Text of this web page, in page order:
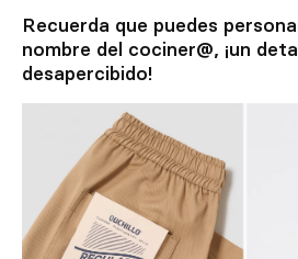
Recuerda que puedes
nombre del cociner@, ¡un
desapercibido!